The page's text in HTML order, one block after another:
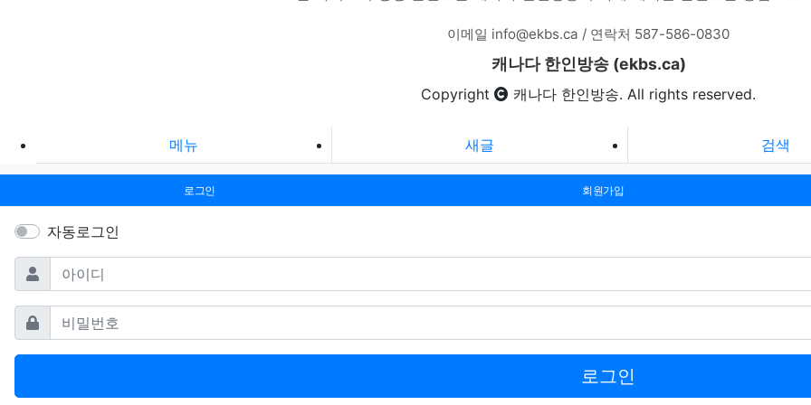
이메일 info@ekbs.ca / 연락처 587-586-0830
캐나다 한인방송 (ekbs.ca)
Copyright 캐나다 한인방송. All rights reserved.
메뉴 새글 검색
로그인 회원가입
자동로그인
아이디
필수
비밀번호필수
로그인